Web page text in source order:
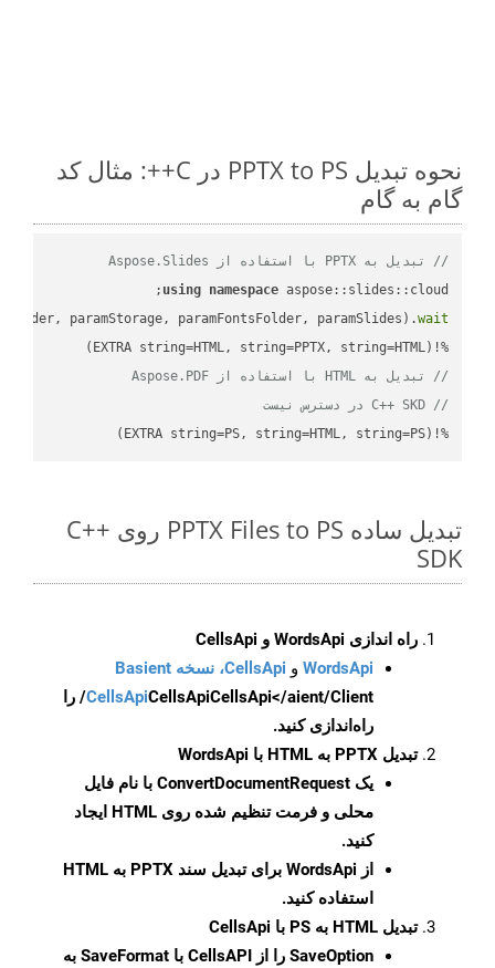
نحوه تبدیل PPTX to PS در C++: مثال کد
گام به گام
// تبدیل به PPTX با استفاده از Aspose.Slides
using namespace
paramStorage, paramFontsFolder, paramSlides).wait
%!(EXTRA string=HTML, string=PPTX, string=HTML)
// تبدیل به HTML با استفاده از Aspose.PDF
// C++ SKD در دسترس نیست
%!(EXTRA string=PS, string=HTML, string=PS)
تبدیل ساده PPTX Files to PS روی C++
SDK
راه اندازی WordsApi و CellsApi
WordsApi و CellsApi، نسخه Basient
CellsApiCellsApi
CellsApi</aient/Client/ را
راه‌اندازی کنید.
تبدیل PPTX به HTML با WordsApi
یک ConvertDocumentRequest با نام فایل
محلی و فرمت تنظیم شده روی HTML ایجاد
کنید.
از WordsApi برای تبدیل سند PPTX به HTML
استفاده کنید.
تبدیل HTML به PS با CellsApi
SaveOption
را از CellsAPI با SaveFormat به